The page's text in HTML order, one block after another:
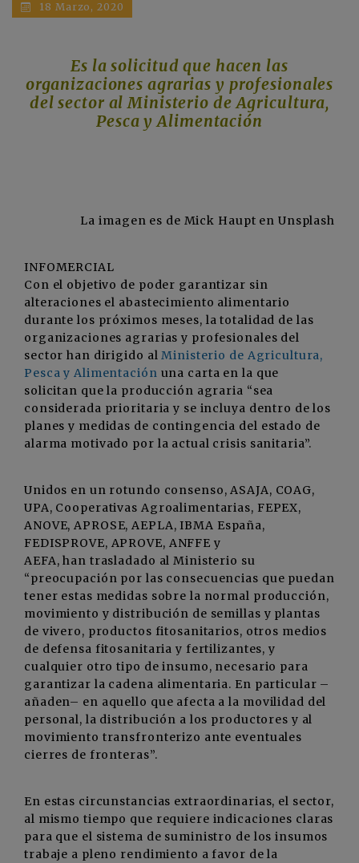
18 Marzo, 2020
Es la solicitud que hacen las
organizaciones agrarias y profesionales
del sector al Ministerio de Agricultura,
Pesca y Alimentación
La imagen es de Mick Haupt en Unsplash
INFOMERCIAL
Con el objetivo de poder garantizar sin
alteraciones el abastecimiento alimentario
durante los próximos meses, la totalidad de las
organizaciones agrarias y profesionales del
sector han dirigido alMinisterio de Agricultura,
Pesca y Alimentación una carta en la que
solicitan que la producción agraria “sea
considerada prioritaria y se incluya dentro de los
planes y medidas de contingencia del estado de
alarma motivado por la actual crisis sanitaria”.
Unidos en un rotundo consenso, ASAJA, COAG,
UPA, Cooperativas Agroalimentarias, FEPEX,
ANOVE, APROSE, AEPLA, IBMA España,
FEDISPROVE, APROVE, ANFFE y
AEFA, han trasladado al Ministerio su
“preocupación por las consecuencias que puedan
tener estas medidas sobre la normal producción,
movimiento y distribución de semillas y plantas
de vivero, productos fitosanitarios, otros medios
de defensa fitosanitaria y fertilizantes, y
cualquier otro tipo de insumo, necesario para
garantizar la cadena alimentaria. En particular –
añaden–­ en aquello que afecta a la movilidad del
personal, la distribución a los productores y al
movimiento transfronterizo ante eventuales
cierres de fronteras”.
En estas circunstancias extraordinarias, el sector,
al mismo tiempo que requiere indicaciones claras
para que el sistema de suministro de los insumos
trabaje a pleno rendimiento a favor de la